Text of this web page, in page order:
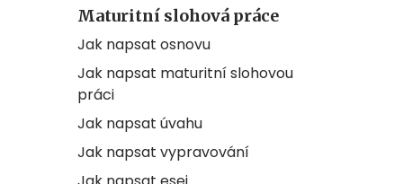
Maturitní slohová práce
Jak napsat osnovu
Jak napsat maturitní slohovou
práci
Jak napsat úvahu
Jak napsat vypravování